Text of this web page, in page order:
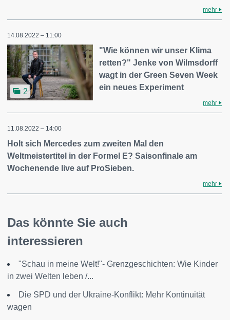
mehr
14.08.2022 – 11:00
2
"Wie können wir unser Klima
retten?" Jenke von Wilmsdorff
wagt in der Green Seven Week
ein neues Experiment
mehr
11.08.2022 – 14:00
Holt sich Mercedes zum zweiten Mal den
Weltmeistertitel in der Formel E? Saisonfinale am
Wochenende live auf ProSieben.
mehr
Das könnte Sie auch
interessieren
"Schau in meine Welt!"- Grenzgeschichten: Wie Kinder
in zwei Welten leben /...
Die SPD und der Ukraine-Konflikt: Mehr Kontinuität
wagen